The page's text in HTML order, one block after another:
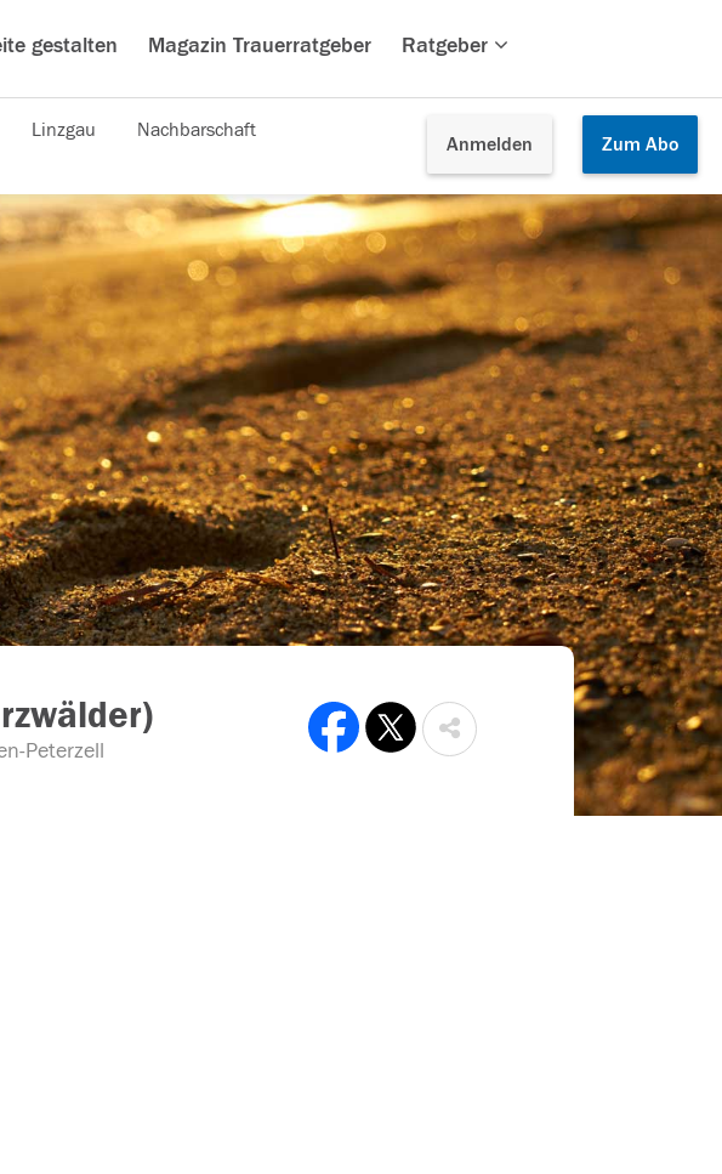
gestalten Magazin Trauerratgeber Ratgeber
Anmelden Zum Abo
Linzgau Nachbarschaft
Peterzell